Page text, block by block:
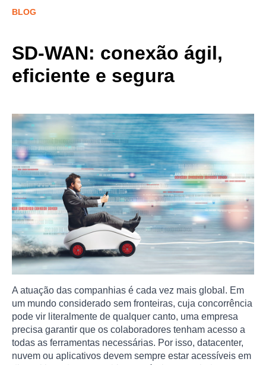
BLOG
SD-WAN: conexão ágil,
eficiente e segura
A atuação das companhias é cada vez mais global. Em
um mundo considerado sem fronteiras, cuja concorrência
pode vir literalmente de qualquer canto, uma empresa
precisa garantir que os colaboradores tenham acesso a
todas as ferramentas necessárias. Por isso, datacenter,
nuvem ou aplicativos devem sempre estar acessíveis em